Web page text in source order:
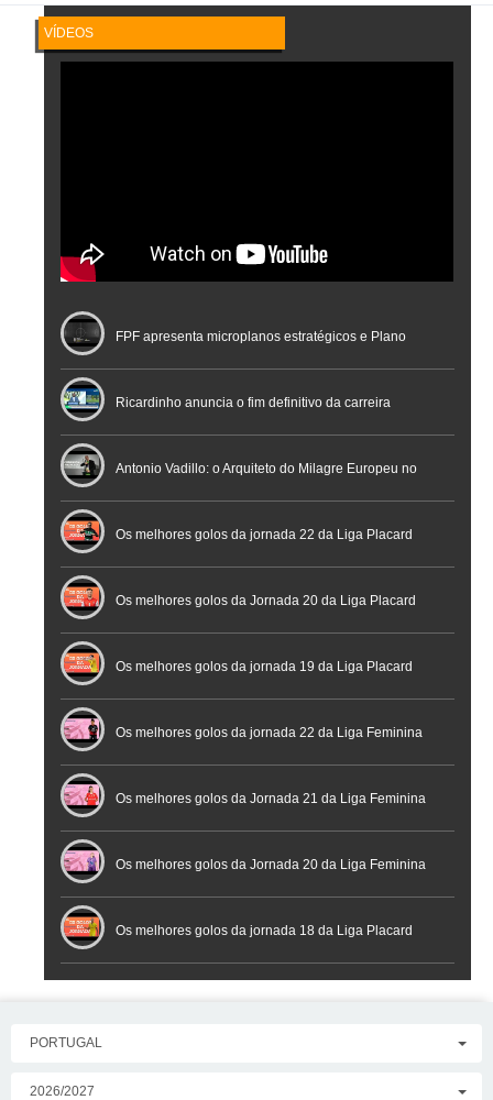
VÍDEOS
FPF apresenta microplanos estratégicos e Plano
Nacional de Arbitragem
Ricardinho anuncia o fim definitivo da carreira
profissional em conferência histórica na Cidade do
Futebol
Antonio Vadillo: o Arquiteto do Milagre Europeu no
Futsal | Documentário
Os melhores golos da jornada 22 da Liga Placard
Os melhores golos da Jornada 20 da Liga Placard
Futsal
Os melhores golos da jornada 19 da Liga Placard
Os melhores golos da jornada 22 da Liga Feminina
Placard
Os melhores golos da Jornada 21 da Liga Feminina
Placard
Os melhores golos da Jornada 20 da Liga Feminina
Placard
Os melhores golos da jornada 18 da Liga Placard
PORTUGAL
2026/2027